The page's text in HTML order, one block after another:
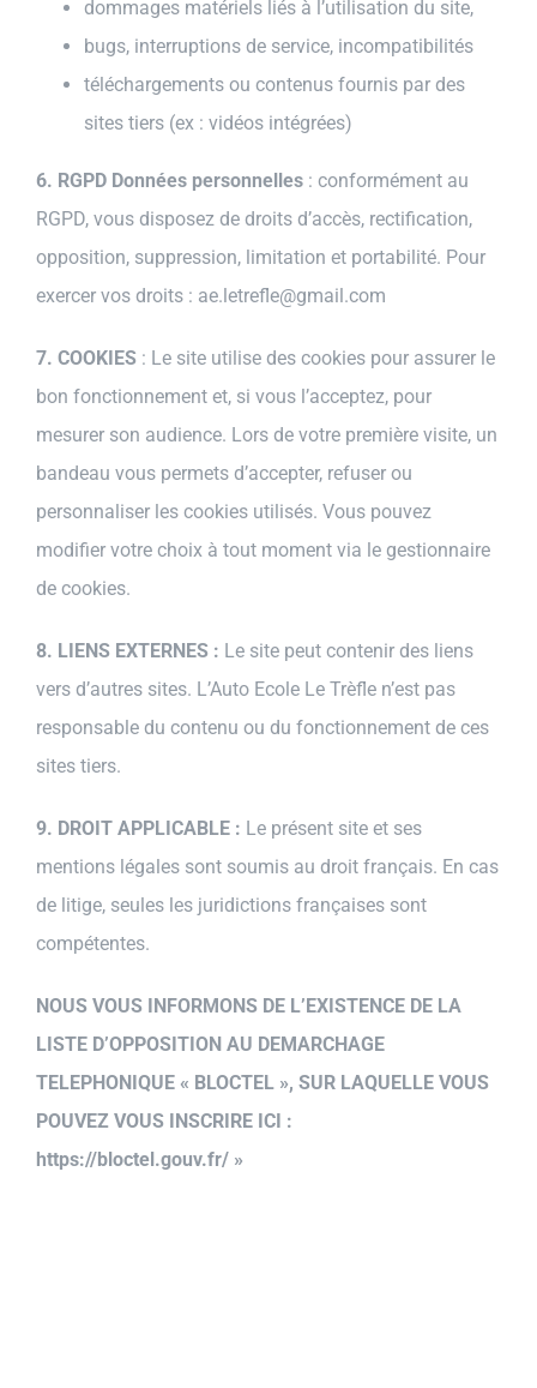
dommages matériels liés à l’utilisation du site,
bugs, interruptions de service, incompatibilités
téléchargements ou contenus fournis par des
sites tiers (ex : vidéos intégrées)
6. RGPD Données personnelles : conformément au
RGPD, vous disposez de droits d’accès, rectification,
opposition, suppression, limitation et portabilité. Pour
exercer vos droits : ae.letrefle@gmail.com
7. COOKIES : Le site utilise des cookies pour assurer le
bon fonctionnement et, si vous l’acceptez, pour
mesurer son audience. Lors de votre première visite, un
bandeau vous permets d’accepter, refuser ou
personnaliser les cookies utilisés. Vous pouvez
modifier votre choix à tout moment via le gestionnaire
de cookies.
8. LIENS EXTERNES : Le site peut contenir des liens
vers d’autres sites. L’Auto Ecole Le Trèfle n’est pas
responsable du contenu ou du fonctionnement de ces
sites tiers.
9. DROIT APPLICABLE : Le présent site et ses
mentions légales sont soumis au droit français. En cas
de litige, seules les juridictions françaises sont
compétentes.
NOUS VOUS INFORMONS DE L’EXISTENCE DE LA
LISTE D’OPPOSITION AU DEMARCHAGE
TELEPHONIQUE « BLOCTEL », SUR LAQUELLE VOUS
POUVEZ VOUS INSCRIRE ICI :
https://bloctel.gouv.fr/ »